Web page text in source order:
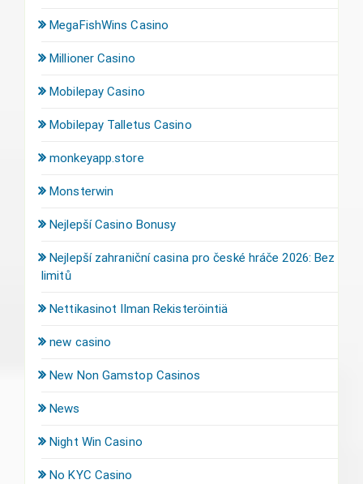
MegaFishWins Casino
Millioner Casino
Mobilepay Casino
Mobilepay Talletus Casino
monkeyapp.store
Monsterwin
Nejlepší Casino Bonusy
Nejlepší zahraniční casina pro české hráče 2026: Bez
limitů
Nettikasinot Ilman Rekisteröintiä
new casino
New Non Gamstop Casinos
News
Night Win Casino
No KYC Casino